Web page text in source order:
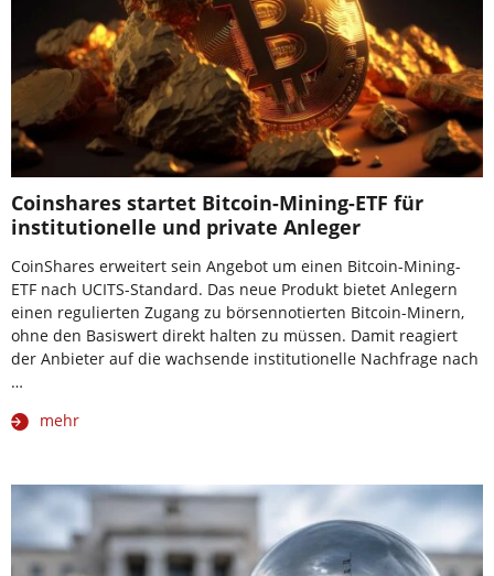
Coinshares startet Bitcoin-Mining-ETF für
institutionelle und private Anleger
CoinShares erweitert sein Angebot um einen Bitcoin-Mining-
ETF nach UCITS-Standard. Das neue Produkt bietet Anlegern
einen regulierten Zugang zu börsennotierten Bitcoin-Minern,
ohne den Basiswert direkt halten zu müssen. Damit reagiert
der Anbieter auf die wachsende institutionelle Nachfrage nach
…
mehr